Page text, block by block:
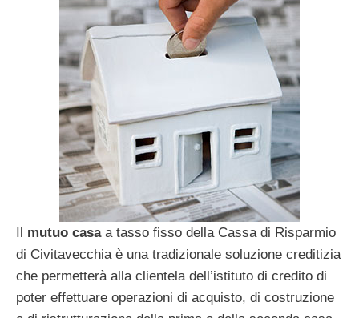
Il mutuo casaa tasso fisso della Cassa di Risparmio
di Civitavecchia è una tradizionale soluzione creditizia
che permetterà alla clientela dell’istituto di credito di
poter effettuare operazioni di acquisto, di costruzione